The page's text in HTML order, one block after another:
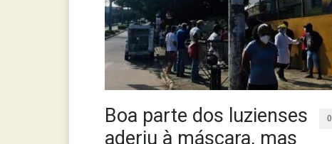
Boa parte dos luzienses
aderiu à máscara, mas
0